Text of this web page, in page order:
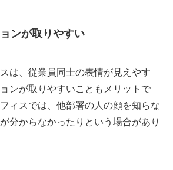
ンが取りやすい
は、従業員同士の表情が見えやす
ンが取りやすいこともメリットで
ィスでは、他部署の人の顔を知らな
分からなかったりという場合があり